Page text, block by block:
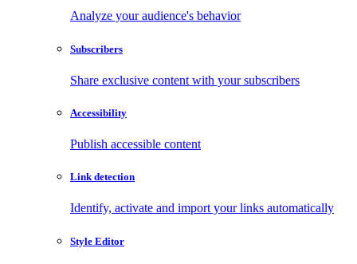
Analyze your audience's behavior
Subscribers
Share exclusive content with your subscribers
Accessibility
Publish accessible content
Link detection
Identify, activate and import your links automatically
Style Editor